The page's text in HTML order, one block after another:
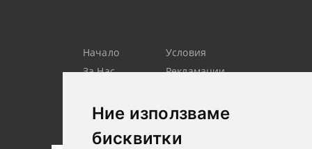
Ние използваме
бисквитки
Начало
За Нас
Лични
Данни
Условия
Рекламации
Новини